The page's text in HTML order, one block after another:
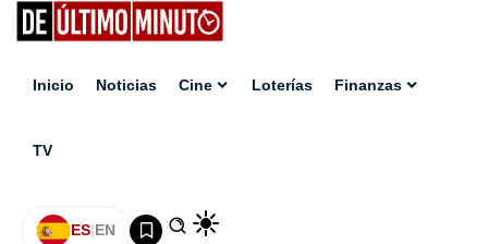
Inicio Noticias Cine Loterías Finanzas
TV
ES|EN